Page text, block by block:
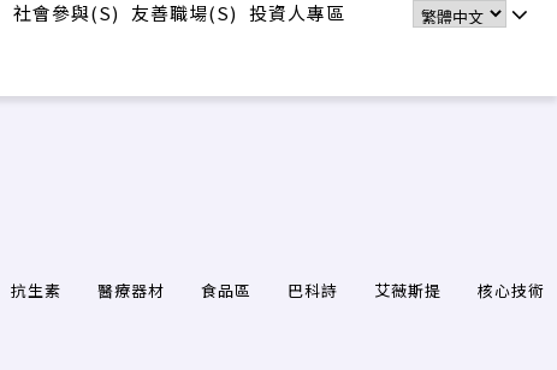
社會參與(S) 友善職場(S) 投資人專區
抗生素 醫療器材 食品區 巴科詩 艾薇斯提 核心技術